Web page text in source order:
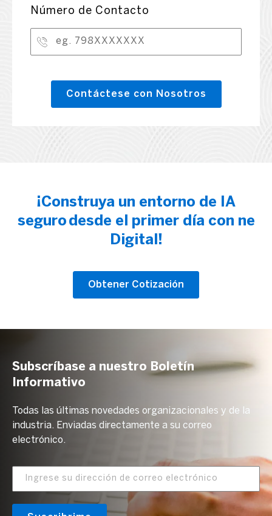
Número de Contacto
¡Construya un entorno de IA
seguro desde el primer día con ne
Digital!
Obtener Cotización
Subscríbase a nuestro Boletín
Informativo
Todas las últimas novedades organizacionales y de la
industria. Enviadas directamente a su correo
electrónico.